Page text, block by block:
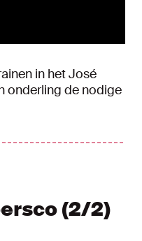
in het José
onderling de nodige
(2/2)